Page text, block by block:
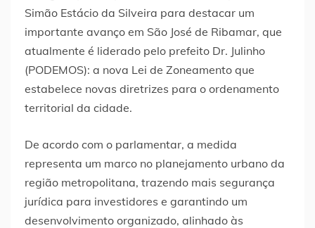
Simão Estácio da Silveira para destacar um
importante avanço em São José de Ribamar, que
atualmente é liderado pelo prefeito Dr. Julinho
(PODEMOS): a nova Lei de Zoneamento que
estabelece novas diretrizes para o ordenamento
territorial da cidade.
De acordo com o parlamentar, a medida
representa um marco no planejamento urbano da
região metropolitana, trazendo mais segurança
jurídica para investidores e garantindo um
desenvolvimento organizado, alinhado às